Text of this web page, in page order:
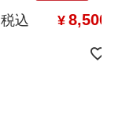
税込 ¥ 8,500